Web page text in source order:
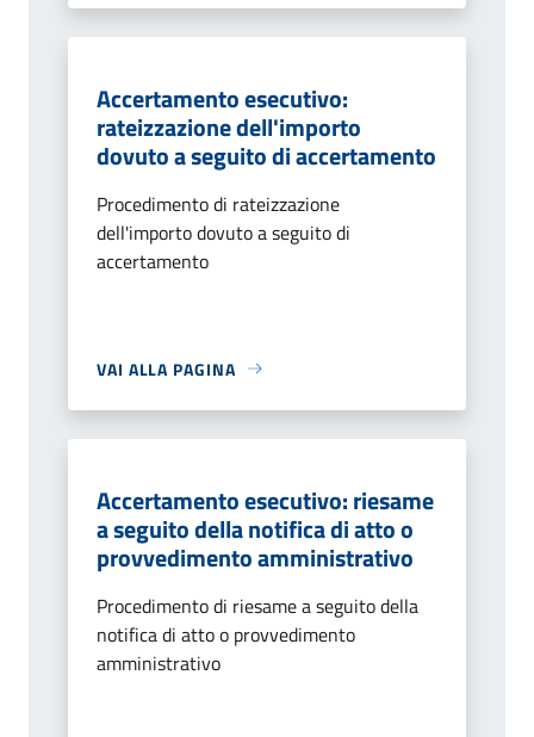
Accertamento esecutivo:
rateizzazione dell'importo
dovuto a seguito di accertamento
Procedimento di rateizzazione
dell'importo dovuto a seguito di
accertamento
VAI ALLA PAGINA
Accertamento esecutivo: riesame
a seguito della notifica di atto o
provvedimento amministrativo
Procedimento di riesame a seguito della
notifica di atto o provvedimento
amministrativo